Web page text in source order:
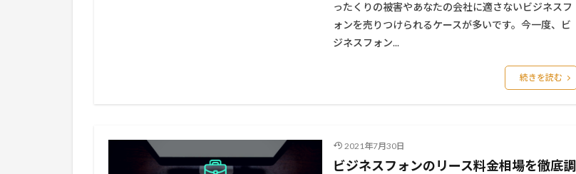
ったくりの被害やあなたの会社に適さないビジネスフ
ォンを売りつけられるケースが多いです。今一度、ビ
ジネスフォン...
続きを読む
2021年7月30日
ビジネスフォンのリース料金相場を徹底調